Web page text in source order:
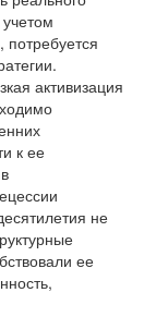
активизация
к ее
не
ее